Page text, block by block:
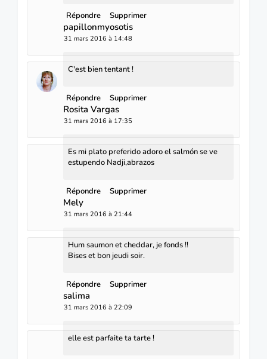
Répondre Supprimer
papillonmyosotis
31 mars 2016 à 14:48
C'est bien tentant !
Répondre Supprimer
Rosita Vargas
31 mars 2016 à 17:35
Es mi plato preferido adoro el salmón se ve
estupendo Nadji,abrazos
Répondre Supprimer
Mely
31 mars 2016 à 21:44
Hum saumon et cheddar, je fonds !!
Bises et bon jeudi soir.
Répondre Supprimer
salima
31 mars 2016 à 22:09
elle est parfaite ta tarte !